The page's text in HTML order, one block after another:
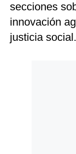
secciones
innovación
justicia social.